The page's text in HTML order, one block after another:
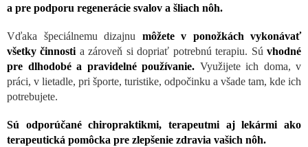
a pre podporu regenerácie svalov a šliach nôh.
Vďaka špeciálnemu dizajnu môžete v ponožkách vykonávať
všetky činnosti a zároveň si dopriať potrebnú terapiu. Súvhodné
pre dlhodobé a pravidelné používanie. Využijete ich doma, v
práci, v lietadle, pri športe, turistike, odpočinku a všade tam, kde ich
potrebujete.
Sú odporúčané chiropraktikmi, terapeutmi aj lekármi ako
terapeutická pomôcka pre zlepšenie zdravia vašich nôh.